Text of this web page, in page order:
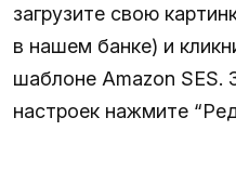
загрузите свою
в нашем банке) и
шаблоне Amazon SES.
настроек нажмите